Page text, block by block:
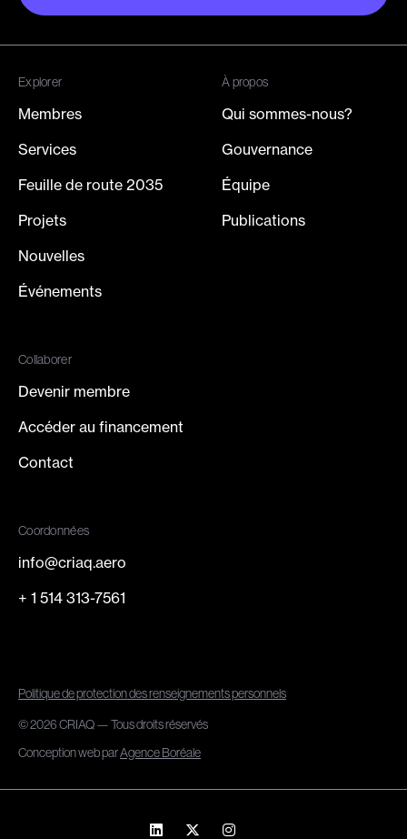
Inscrivez-vous à notre infolettre
Explorer
Membres
Services
Feuille de route 2035
Projets
Nouvelles
Événements
À propos
Qui sommes-nous?
Gouvernance
Équipe
Publications
Collaborer
Devenir membre
Accéder au financement
Contact
Coordonnées
info@criaq.aero
+ 1 514 313-7561
Politique de protection des renseignements personnels
© 2026 CRIAQ — Tous droits réservés
Conception web parAgence Boréale